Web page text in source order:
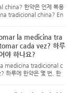
한약은 언제 복용
tradicional china? En
la medicina tra
cada vez? 하루
야 하나요?
medicina tradicional c
하루에 한약은 몇 번, 한